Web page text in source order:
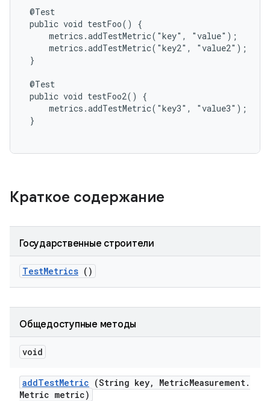
@Test
public void testFoo() {
     metrics.addTestMetric("key", "value");
     metrics.addTestMetric("key2", "value2");
}
@Test
public void testFoo2() {
     metrics.addTestMetric("key3", "value3");
}
Краткое содержание
Государственные строители
TestMetrics ()
Общедоступные методы
void
addTestMetric (String key, MetricMeasurement.
Metric metric)